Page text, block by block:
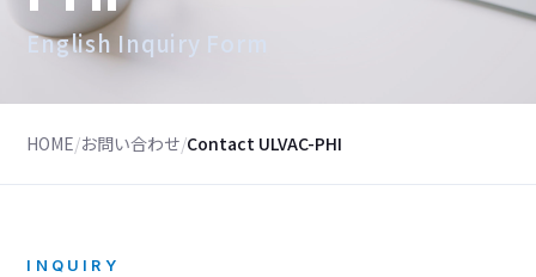
English Inquiry Form
HOME/お問い合わせ/Contact ULVAC-PHI
INQUIRY